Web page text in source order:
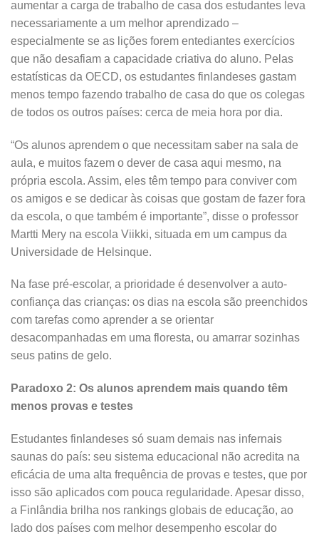
aumentar a carga de trabalho de casa dos estudantes leva
necessariamente a um melhor aprendizado –
especialmente se as lições forem entediantes exercícios
que não desafiam a capacidade criativa do aluno. Pelas
estatísticas da OECD, os estudantes finlandeses gastam
menos tempo fazendo trabalho de casa do que os colegas
de todos os outros países: cerca de meia hora por dia.
“Os alunos aprendem o que necessitam saber na sala de
aula, e muitos fazem o dever de casa aqui mesmo, na
própria escola. Assim, eles têm tempo para conviver com
os amigos e se dedicar às coisas que gostam de fazer fora
da escola, o que também é importante”, disse o professor
Martti Mery na escola Viikki, situada em um campus da
Universidade de Helsinque.
Na fase pré-escolar, a prioridade é desenvolver a auto-
confiança das crianças: os dias na escola são preenchidos
com tarefas como aprender a se orientar
desacompanhadas em uma floresta, ou amarrar sozinhas
seus patins de gelo.
Paradoxo 2: Os alunos aprendem mais quando têm
menos provas e testes
Estudantes finlandeses só suam demais nas infernais
saunas do país: seu sistema educacional não acredita na
eficácia de uma alta frequência de provas e testes, que por
isso são aplicados com pouca regularidade. Apesar disso,
a Finlândia brilha nos rankings globais de educação, ao
lado dos países com melhor desempenho escolar do